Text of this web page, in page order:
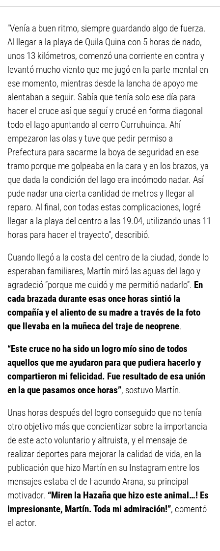
“Venía a buen ritmo, siempre guardando algo de fuerza.
Al llegar a la playa de Quila Quina con 5 horas de nado,
unos 13 kilómetros, comenzó una corriente en contra y
levantó mucho viento que me jugó en la parte mental en
ese momento, mientras desde la lancha de apoyo me
alentaban a seguir. Sabía que tenía solo ese día para
hacer el cruce así que seguí y crucé en forma diagonal
todo el lago apuntando al cerro Curruhuinca. Ahí
empezaron las olas y tuve que pedir permiso a
Prefectura para sacarme la boya de seguridad en ese
tramo porque me golpeaba en la cara y en los brazos, ya
que dada la condición del lago era incómodo nadar. Así
pude nadar una cierta cantidad de metros y llegar al
reparo. Al final, con todas estas complicaciones, logré
llegar a la playa del centro a las 19.04, utilizando unas 11
horas para hacer el trayecto”, describió.
Cuando llegó a la costa del centro de la ciudad, donde lo
esperaban familiares, Martín miró las aguas del lago y
agradeció “porque me cuidó y me permitió nadarlo”. En
cada brazada durante esas once horas sintió la
compañía y el aliento de su madre a través de la foto
que llevaba en la muñeca del traje de neoprene.
“Este cruce no ha sido un logro mío sino de todos
aquellos que me ayudaron para que pudiera hacerlo y
compartieron mi felicidad. Fue resultado de esa unión
en la que pasamos once horas”, sostuvo Martín.
Unas horas después del logro conseguido que no tenía
otro objetivo más que concientizar sobre la importancia
de este acto voluntario y altruista, y el mensaje de
realizar deportes para mejorar la calidad de vida, en la
publicación que hizo Martín en su Instagram entre los
mensajes estaba el de Facundo Arana, su principal
motivador. “Miren la Hazaña que hizo este animal…! Es
impresionante, Martín. Toda mi admiración!”, comentó
el actor.